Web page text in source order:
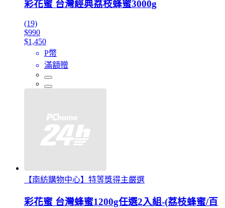
彩花蜜 台灣經典荔枝蜂蜜3000g
(19)
$990
$1,450
P幣
滿額贈
【南紡購物中心】特等獎得主嚴選
彩花蜜 台灣蜂蜜1200g任選2入組-(荔枝蜂蜜/百